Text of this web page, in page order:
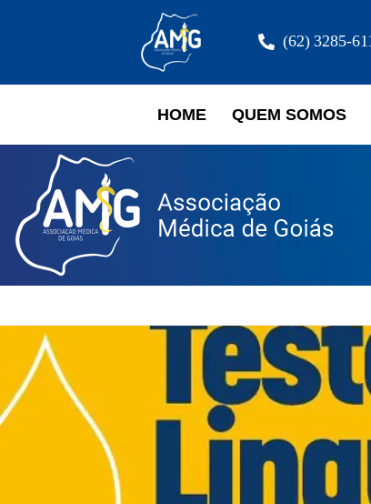
(62) 3285-
HOME QUEM SOMOS